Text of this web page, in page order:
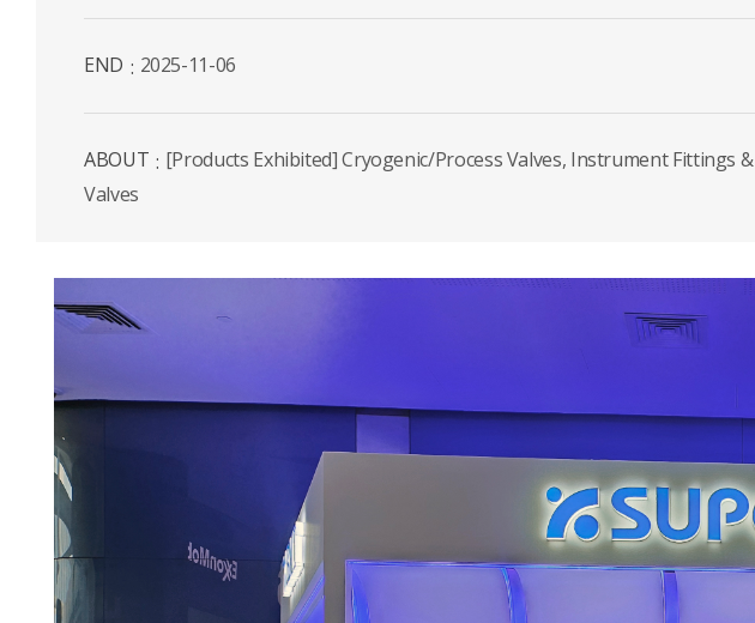
END 2025-11-06
ABOUT
[Products Exhibited] Cryogenic/Process Valves, Instrument Fittings &
Valves